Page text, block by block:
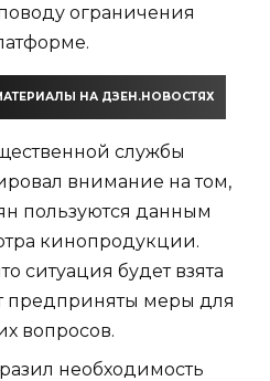
ограничения
НА ДЗЕН.НОВОСТЯХ
службы
внимание на том,
пользуются данным
кинопродукции.
ситуация будет взята
предприняты меры для
вопросов.
необходимость